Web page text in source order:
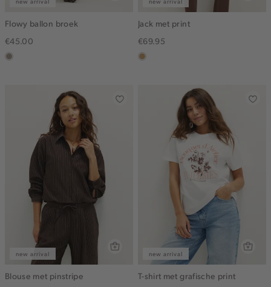
Flowy ballon broek
€45.00
taupe,
Jack met print
€69.95
camel
new arrival
Blouse met pinstripe
new arrival
T-shirt met grafische print